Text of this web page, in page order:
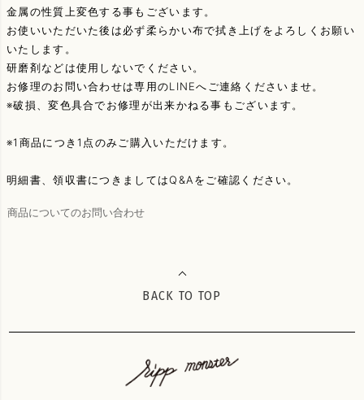
金属の性質上変色する事もございます。
お使いいただいた後は必ず柔らかい布で拭き上げをよろしくお願い
いたします。
研磨剤などは使用しないでください。
お修理のお問い合わせは専用のLINEへご連絡くださいませ。
※破損、変色具合でお修理が出来かねる事もございます。
※1商品につき1点のみご購入いただけます。
明細書、領収書につきましてはQ&Aをご確認ください。
商品についてのお問い合わせ
BACK TO TOP